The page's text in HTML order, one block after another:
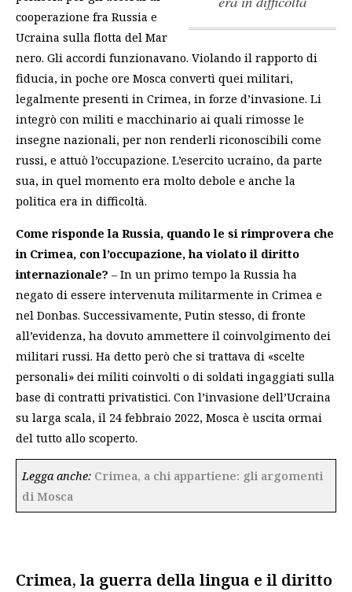
cooperazione fra Russia e
Ucraina sulla flotta del Mar
nero. Gli accordi funzionavano. Violando il rapporto di
fiducia, in poche ore Mosca convertì quei militari,
legalmente presenti in Crimea, in forze d’invasione. Li
integrò con militi e macchinario ai quali rimosse le
insegne nazionali, per non renderli riconoscibili come
russi, e attuò l’occupazione. L’esercito ucraino, da parte
sua, in quel momento era molto debole e anche la
politica era in difficoltà.
Come risponde la Russia, quando le si rimprovera che
in Crimea, con l’occupazione, ha violato il diritto
internazionale? – In un primo tempo la Russia ha
negato di essere intervenuta militarmente in Crimea e
nel Donbas. Successivamente, Putin stesso, di fronte
all’evidenza, ha dovuto ammettere il coinvolgimento dei
militari russi. Ha detto però che si trattava di «scelte
personali» dei militi coinvolti o di soldati ingaggiati sulla
base di contratti privatistici. Con l’invasione dell’Ucraina
su larga scala, il 24 febbraio 2022, Mosca è uscita ormai
del tutto allo scoperto.
Legga anche: Crimea, a chi appartiene: gli argomenti
di Mosca
Crimea, la guerra della lingua e il diritto